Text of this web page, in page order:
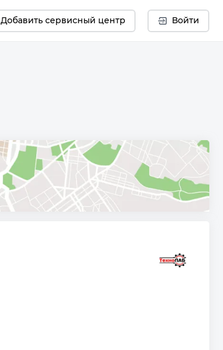
Добавить сервисный центр Войти